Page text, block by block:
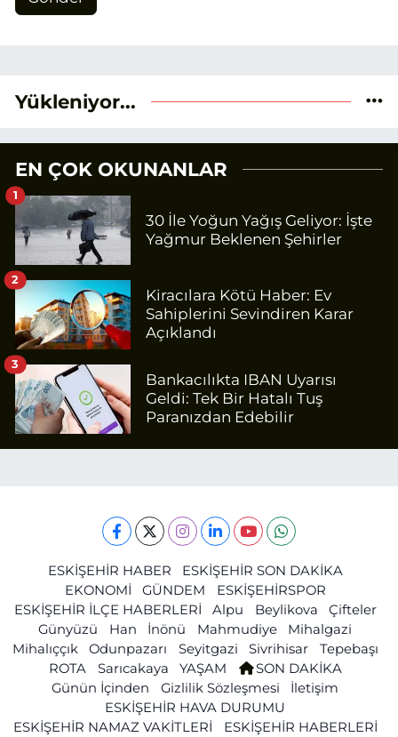
Yükleniyor...
EN ÇOK OKUNANLAR
30 İle Yoğun Yağış Geliyor: İşte
Yağmur Beklenen Şehirler
1
Kiracılara Kötü Haber: Ev
Sahiplerini Sevindiren Karar
Açıklandı
2
Bankacılıkta IBAN Uyarısı
Geldi: Tek Bir Hatalı Tuş
Paranızdan Edebilir
3
ESKİŞEHİR HABER
ESKİŞEHİR SON DAKİKA
EKONOMİ
GÜNDEM
ESKİŞEHİRSPOR
ESKİŞEHİR İLÇE HABERLERİ
Alpu Beylikova
Çifteler
Günyüzü
Han İnönü Mahmudiye
Mihalgazi
Mihalıççık
Odunpazarı Seyitgazi Sivrihisar
Tepebaşı
ROTA
Sarıcakaya YAŞAM
SON DAKİKA
Günün İçinden
Gizlilik Sözleşmesi
İletişim
ESKİŞEHİR HAVA DURUMU
ESKİŞEHİR NAMAZ VAKİTLERİ
ESKİŞEHİR HABERLERİ